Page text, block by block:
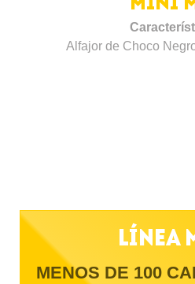
MINI
Alfajor de Choco
Línea
MENOS DE 100